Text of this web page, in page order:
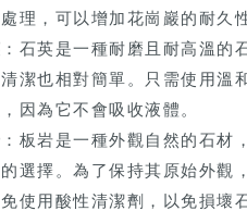
理，可以增加花崗巖的耐久
：石英是一種耐磨且耐高溫的
潔也相對簡單。只需使用溫
因為它不會吸收液體。
：板岩是一種外觀自然的石材
選擇。為了保持其原始外觀
使用酸性清潔劑，以免損壞